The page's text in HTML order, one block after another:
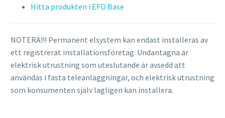
Hitta produkten i EFO Base
NOTERA!!! Permanent elsystem kan endast installeras av
ett registrerat installationsföretag. Undantagna är
elektrisk utrustning som uteslutande är avsedd att
användas i fasta teleanläggningar, och elektrisk utrustning
som konsumenten själv lagligen kan installera.